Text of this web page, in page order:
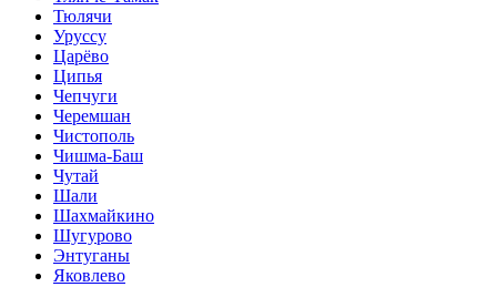
Тюлячи
Уруссу
Царёво
Ципья
Чепчуги
Черемшан
Чистополь
Чишма-Баш
Чутай
Шали
Шахмайкино
Шугурово
Энтуганы
Яковлево